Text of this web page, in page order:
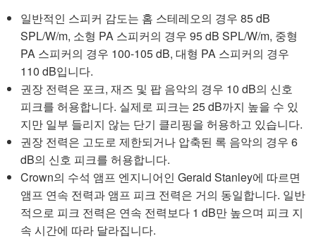
일반적인 스피커 감도는 홈 스테레오의 경우 85 dB
SPL/W/m, 소형 PA 스피커의 경우 95 dB SPL/W/m, 중형
PA 스피커의 경우 100-105 dB, 대형 PA 스피커의 경우
110 dB입니다.
권장 전력은 포크, 재즈 및 팝 음악의 경우 10 dB의 신호
피크를 허용합니다. 실제로 피크는 25 dB까지 높을 수 있
지만 일부 들리지 않는 단기 클리핑을 허용하고 있습니다.
권장 전력은 고도로 제한되거나 압축된 록 음악의 경우 6
dB의 신호 피크를 허용합니다.
Crown의 수석 앰프 엔지니어인 Gerald Stanley에 따르면
앰프 연속 전력과 앰프 피크 전력은 거의 동일합니다. 일반
적으로 피크 전력은 연속 전력보다 1 dB만 높으며 피크 지
속 시간에 따라 달라집니다.